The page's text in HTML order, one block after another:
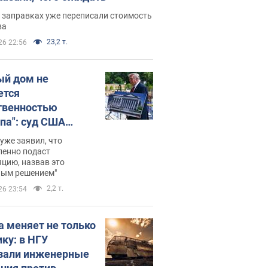
уже переписали стоимость
22:56 23,2 т.
дом не
суд США
зала
400 млн
заявил, что
подаст
назвав это
решением"
23:54 2,2 т.
меняет не только
в НГУ
инженерные